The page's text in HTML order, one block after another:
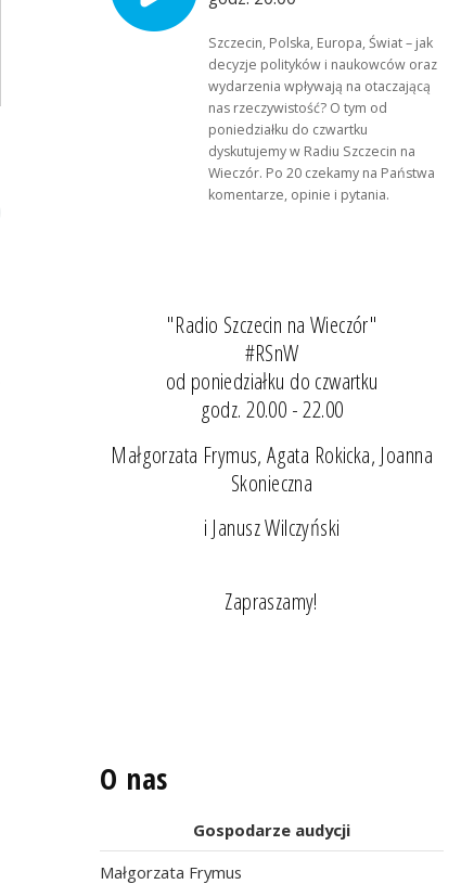
Szczecin, Polska, Europa, Świat – jak
decyzje polityków i naukowców oraz
wydarzenia wpływają na otaczającą
nas rzeczywistość? O tym od
poniedziałku do czwartku
dyskutujemy w Radiu Szczecin na
Wieczór. Po 20 czekamy na Państwa
komentarze, opinie i pytania.
"Radio Szczecin na Wieczór"
#RSnW
od poniedziałku do czwartku
godz. 20.00 - 22.00
Małgorzata Frymus, Agata Rokicka, Joanna
Skonieczna
i Janusz Wilczyński
Zapraszamy!
O nas
Gospodarze audycji
Małgorzata Frymus